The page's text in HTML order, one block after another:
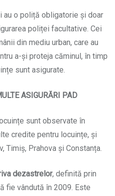
au o poliță obligatorie și doar
poliței facultative. Cei
din mediu urban, care au
a-și proteja căminul, în timp
sunt asigurate.
ASIGURĂRI PAD
sunt observate în
credite pentru locuințe, și
Timiș, Prahova și Constanța.
dezastrelor, definită prin
fie vândută în 2009. Este